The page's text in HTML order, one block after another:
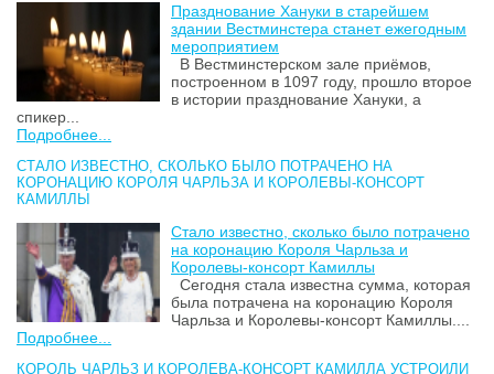
Празднование Хануки в старейшем
здании Вестминстера станет ежегодным
мероприятием
В Вестминстерском зале приёмов,
построенном в 1097 году, прошло второе
в истории празднование Хануки, а
спикер...
Подробнее...
СТАЛО ИЗВЕСТНО, СКОЛЬКО БЫЛО ПОТРАЧЕНО НА
КОРОНАЦИЮ КОРОЛЯ ЧАРЛЬЗА И КОРОЛЕВЫ-КОНСОРТ
КАМИЛЛЫ
Стало известно, сколько было потрачено
на коронацию Короля Чарльза и
Королевы-консорт Камиллы
Сегодня стала известна сумма, которая
была потрачена на коронацию Короля
Чарльза и Королевы-консорт Камиллы....
Подробнее...
КОРОЛЬ ЧАРЛЬЗ И КОРОЛЕВА-КОНСОРТ КАМИЛЛА УСТРОИЛИ